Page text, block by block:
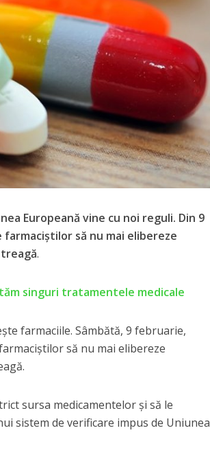
Europeană vine cu noi reguli. Din 9
să nu mai elibereze
.
singuri tratamentele medicale
farmaciile. Sâmbătă, 9 februarie,
să nu mai elibereze
sursa medicamentelor şi să le
sistem de verificare impus de Uniunea